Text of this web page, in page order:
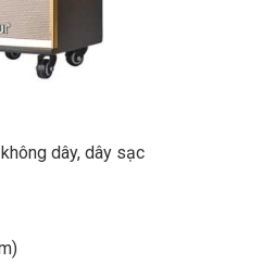
dây, dây sạc